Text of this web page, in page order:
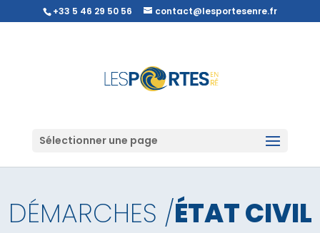
+33 5 46 29 50 56 contact@lesportesenre.fr
Sélectionner une page
DÉMARCHES /ÉTAT CIVIL